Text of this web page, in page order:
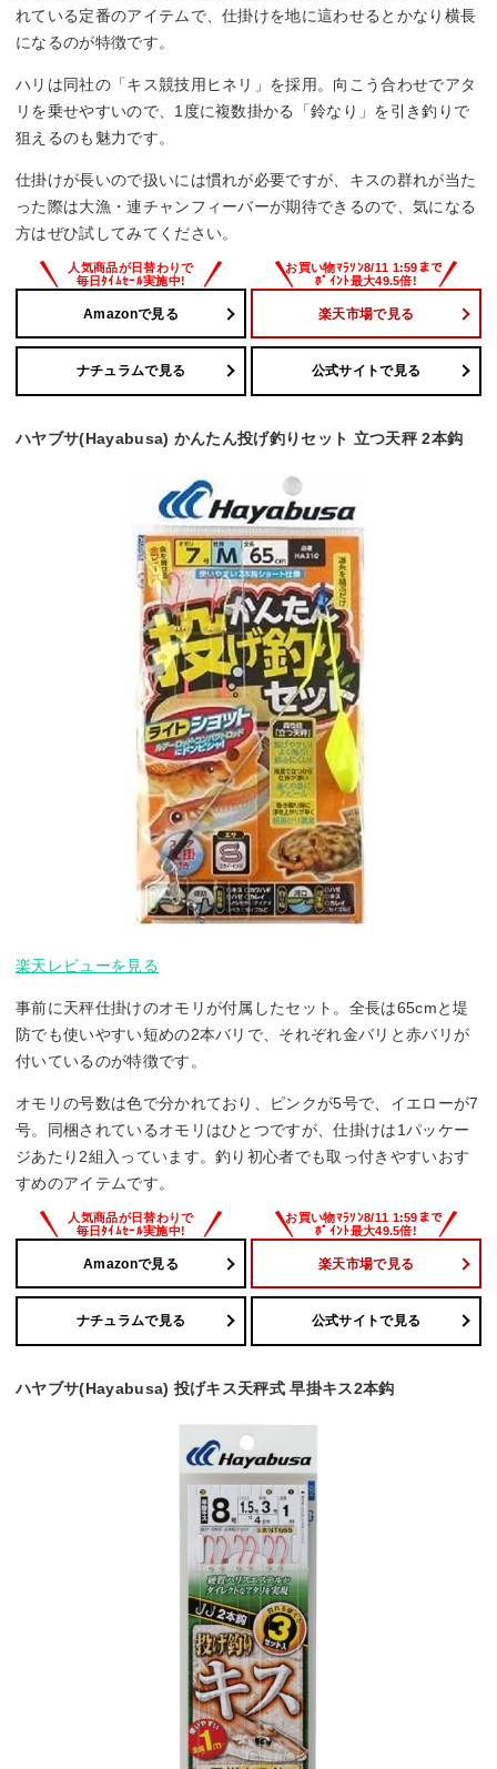
れている定番のアイテムで、仕掛けを地に這わせるとかなり横長
になるのが特徴です。
ハリは同社の「キス競技用ヒネリ」を採用。向こう合わせでアタ
リを乗せやすいので、1度に複数掛かる「鈴なり」を引き釣りで
狙えるのも魅力です。
仕掛けが長いので扱いには慣れが必要ですが、キスの群れが当た
った際は大漁・連チャンフィーバーが期待できるので、気になる
方はぜひ試してみてください。
Amazonで見る 楽天市場で見る
ナチュラムで見る 公式サイトで見る
ハヤブサ(Hayabusa) かんたん投げ釣りセット 立つ天秤 2本鈎
楽天レビューを見る
事前に天秤仕掛けのオモリが付属したセット。全長は65cmと堤
防でも使いやすい短めの2本バリで、それぞれ金バリと赤バリが
付いているのが特徴です。
オモリの号数は色で分かれており、ピンクが5号で、イエローが7
号。同梱されているオモリはひとつですが、仕掛けは1パッケー
ジあたり2組入っています。釣り初心者でも取っ付きやすいおす
すめのアイテムです。
Amazonで見る 楽天市場で見る
ナチュラムで見る 公式サイトで見る
ハヤブサ(Hayabusa) 投げキス天秤式 早掛キス2本鈎